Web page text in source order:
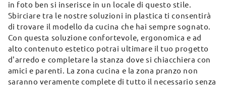
in foto ben si inserisce in un locale di questo stile.
Sbirciare tra le nostre soluzioni in plastica ti consentirà
di trovare il modello da cucina che hai sempre sognato.
Con questa soluzione confortevole, ergonomica e ad
alto contenuto estetico potrai ultimare il tuo progetto
d'arredo e completare la stanza dove si chiacchiera con
amici e parenti. La zona cucina e la zona pranzo non
saranno veramente complete di tutto il necessario senza